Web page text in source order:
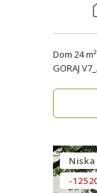
Dom 24
GORAJ
-